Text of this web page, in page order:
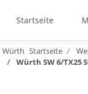
Startseite
Würth Startseite
Würth SW 6/TX25